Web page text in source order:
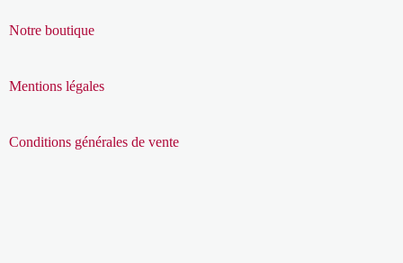
Notre boutique
Mentions légales
Conditions générales de vente